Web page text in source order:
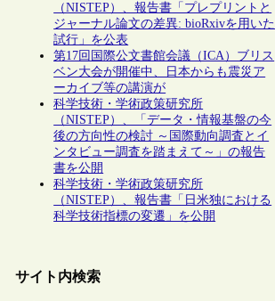
（NISTEP）、報告書「プレプリントと
ジャーナル論文の差異: bioRxivを用いた
試行」を公表
第17回国際公文書館会議（ICA）ブリス
ベン大会が開催中、日本からも震災ア
ーカイブ等の講演が
科学技術・学術政策研究所
（NISTEP）、「データ・情報基盤の今
後の方向性の検討 ～国際動向調査とイ
ンタビュー調査を踏まえて～」の報告
書を公開
科学技術・学術政策研究所
（NISTEP）、報告書「日米独における
科学技術指標の変遷」を公開
サイト内検索